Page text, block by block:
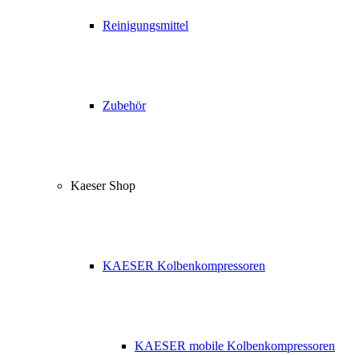
Reinigungsmittel
Zubehör
Kaeser Shop
KAESER Kolbenkompressoren
KAESER mobile Kolbenkompressoren